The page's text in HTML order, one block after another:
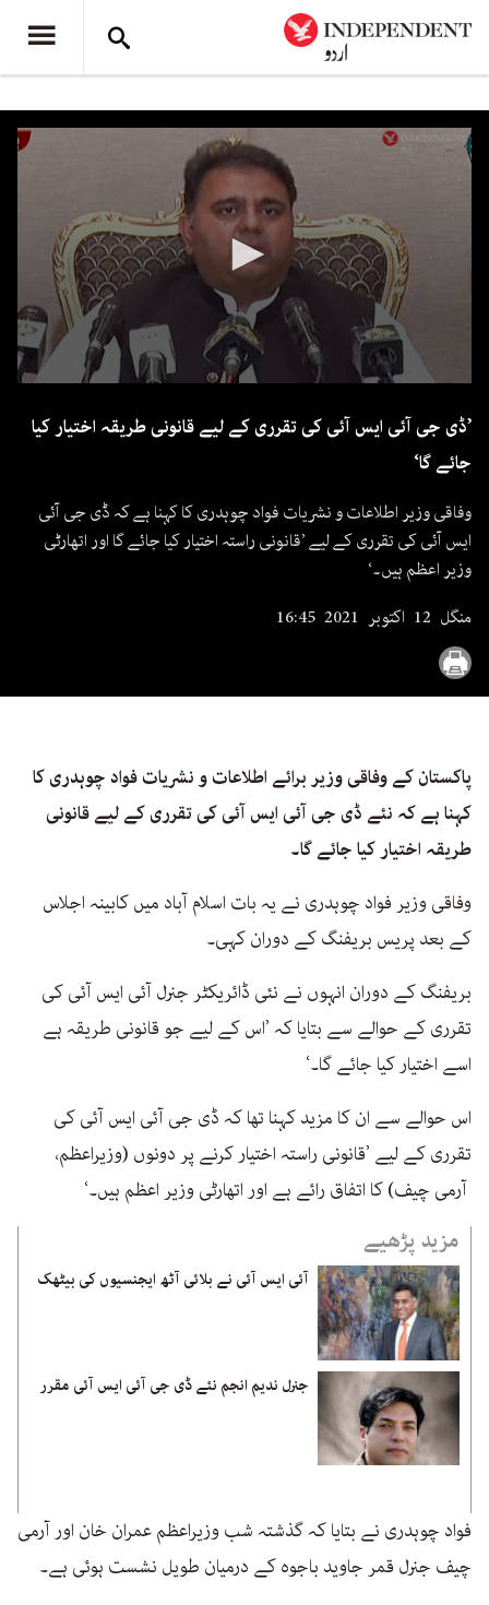
’ڈی جی آئی ایس آئی کی تقرری کے لیے قانونی طریقہ اختیار کیا
جائے گا‘
وفاقی وزیر اطلاعات و نشریات فواد چوہدری کا کہنا ہے کہ ڈی جی آئی
ایس آئی کی تقرری کے لیے ’قانونی راستہ اختیار کیا جائے گا اور اتھارٹی
وزیر اعظم ہیں۔‘
منگل 12 اکتوبر 2021 16:45
پاکستان کے وفاقی وزیر برائے اطلاعات و نشریات فواد چوہدری کا
کہنا ہے کہ نئے ڈی جی آئی ایس آئی کی تقرری کے لیے قانونی
طریقہ اختیار کیا جائے گا۔
وفاقی وزیر فواد چوہدری نے یہ بات اسلام آباد میں کابینہ اجلاس
کے بعد پریس بریفنگ کے دوران کہی۔
بریفنگ کے دوران انہوں نے نئی ڈائریکٹر جنرل آئی ایس آئی کی
تقرری کے حوالے سے بتایا کہ ’اس کے لیے جو قانونی طریقہ ہے
اسے اختیار کیا جائے گا۔‘
اس حوالے سے ان کا مزید کہنا تھا کہ ڈی جی آئی ایس آئی کی
تقرری کے لیے ’قانونی راستہ اختیار کرنے پر دونوں (وزیراعظم،
آرمی چیف) کا اتفاق رائے ہے اور اتھارٹی وزیر اعظم ہیں۔‘
مزید پڑھیے
آئی ایس آئی نے بلائی آٹھ ایجنسیوں کی بیٹھک
جنرل ندیم انجم نئے ڈی جی آئی ایس آئی مقرر
فواد چوہدری نے بتایا کہ گذشتہ شب وزیراعظم عمران خان اور آرمی
چیف جنرل قمر جاوید باجوہ کے درمیان طویل نشست ہوئی ہے۔